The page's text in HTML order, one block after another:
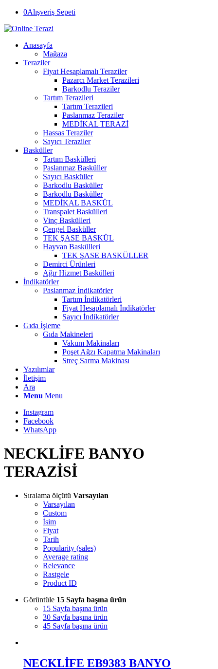
0Alışveriş Sepeti
Anasayfa
Mağaza
Teraziler
Fiyat Hesaplamalı Teraziler
Pazarcı Market Terazileri
Barkodlu Teraziler
Tartım Terazileri
Tartım Terazileri
Paslanmaz Teraziler
MEDİKAL TERAZİ
Hassas Teraziler
Sayıcı Teraziler
Basküller
Tartım Baskülleri
Paslanmaz Basküller
Sayıcı Basküller
Barkodlu Basküller
Barkodlu Basküller
MEDİKAL BASKÜL
Transpalet Baskülleri
Vinç Baskülleri
Çengel Basküller
TEK ŞASE BASKÜL
Hayvan Baskülleri
TEK ŞASE BASKÜLLER
Demirci Ürünleri
Ağır Hizmet Baskülleri
İndikatörler
Paslanmaz İndikatörler
Tartım İndikatörleri
Fiyat Hesaplamalı İndikatörler
Sayıcı İndikatörler
Gıda İşleme
Gıda Makineleri
Vakum Makinaları
Poşet Ağzı Kapatma Makinaları
Streç Sarma Makinası
Yazılımlar
İletişim
Ara
Menu Menu
Instagram
Facebook
WhatsApp
NECKLİFE BANYO
TERAZİSİ
Sıralama ölçütü Varsayılan
Varsayılan
Custom
İsim
Fiyat
Tarih
Popularity (sales)
Average rating
Relevance
Rastgele
Product ID
Görüntüle 15 Sayfa başına ürün
15 Sayfa başına ürün
30 Sayfa başına ürün
45 Sayfa başına ürün
NECKLİFE EB9383 BANYO